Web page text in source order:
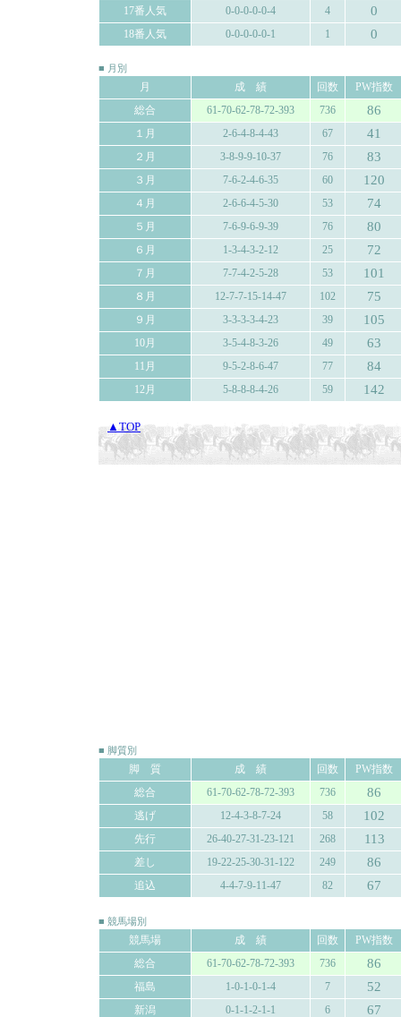
17番人気 0-0-0-0-0-4 4 0
18番人気 0-0-0-0-0-1 1 0
■ 月別
月 成 績 回数
PW指数
総合
61-70-62-78-72-393 736 86
１月 2-6-4-8-4-43 67 41
２月 3-8-9-9-10-37 76 83
３月 7-6-2-4-6-35 60 120
４月 2-6-6-4-5-30 53 74
５月 7-6-9-6-9-39 76 80
６月 1-3-4-3-2-12 25 72
７月 7-7-4-2-5-28 53 101
８月 12-7-7-15-14-47 102 75
９月 3-3-3-3-4-23 39 105
10月 3-5-4-8-3-26 49 63
11月 9-5-2-8-6-47 77 84
12月 5-8-8-8-4-26 59 142
▲TOP
■ 脚質別
脚 質 成 績 回数
PW指数
総合
61-70-62-78-72-393 736 86
逃げ 12-4-3-8-7-24 58 102
先行 26-40-27-31-23-121 268 113
差し 19-22-25-30-31-122 249 86
追込 4-4-7-9-11-47 82 67
■ 競馬場別
競馬場 成 績 回数
PW指数
総合
61-70-62-78-72-393 736 86
福島 1-0-1-0-1-4 7 52
新潟 0-1-1-2-1-1 6 67